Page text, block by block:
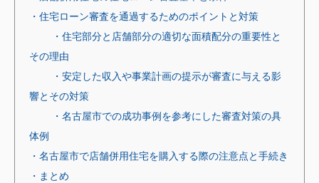
・住宅ローン審査を通過するためのポイントと対策
・住宅部分と店舗部分の適切な面積配分の重要性と
その理由
・安定した収入や事業計画の提示が審査に与える影
響とその対策
・名古屋市での成功事例を参考にした審査対策の具
体例
・名古屋市で店舗併用住宅を購入する際の注意点と手続き
・まとめ